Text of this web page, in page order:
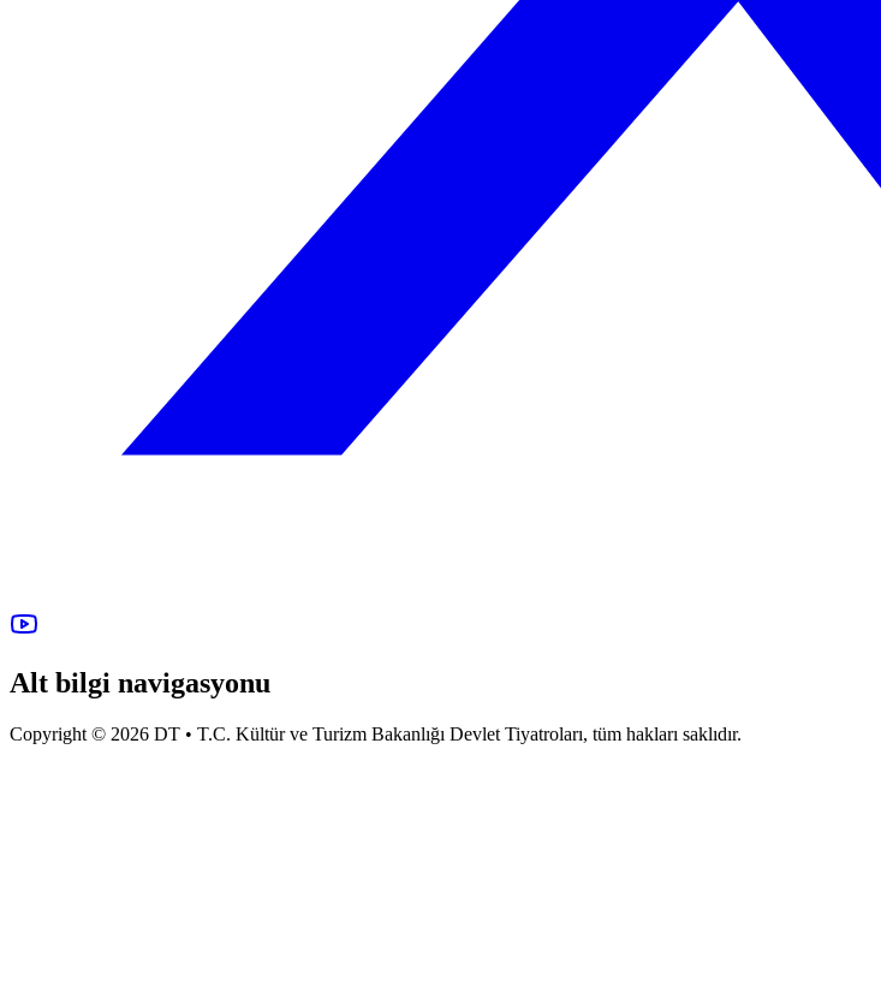
Alt bilgi navigasyonu
Copyright © 2026 DT • T.C. Kültür ve Turizm Bakanlığı Devlet Tiyatroları, tüm hakları saklıdır.